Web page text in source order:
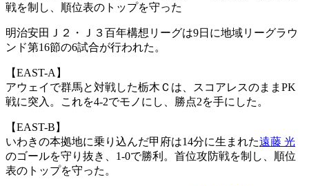
戦を制し、順位表のトップを守った
明治安田Ｊ２・Ｊ３百年構想リーグは9日に地域リーグラウ
ンド第16節の6試合が行われた。
【EAST-A】
アウェイで群馬と対戦した栃木Ｃは、スコアレスのままPK
戦に突入。これを4-2でモノにし、勝点2を手にした。
【EAST-B】
いわきの本拠地に乗り込んだ甲府は14分に生まれた遠藤 光
のゴールを守り抜き、1-0で勝利。首位攻防戦を制し、順位
表のトップを守った。